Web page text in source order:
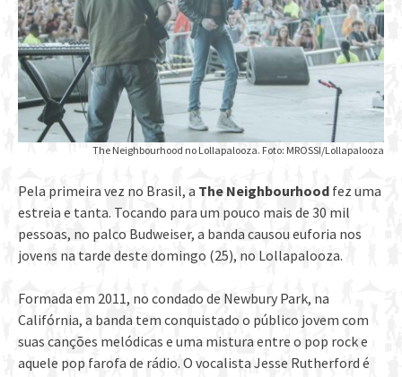
The Neighbourhood no Lollapalooza. Foto: MROSSI/Lollapalooza
Pela primeira vez no Brasil, a The Neighbourhood fez uma
estreia e tanta. Tocando para um pouco mais de 30 mil
pessoas, no palco Budweiser, a banda causou euforia nos
jovens na tarde deste domingo (25), no Lollapalooza.
Formada em 2011, no condado de Newbury Park, na
Califórnia, a banda tem conquistado o público jovem com
suas canções melódicas e uma mistura entre o pop rock e
aquele pop farofa de rádio. O vocalista Jesse Rutherford é